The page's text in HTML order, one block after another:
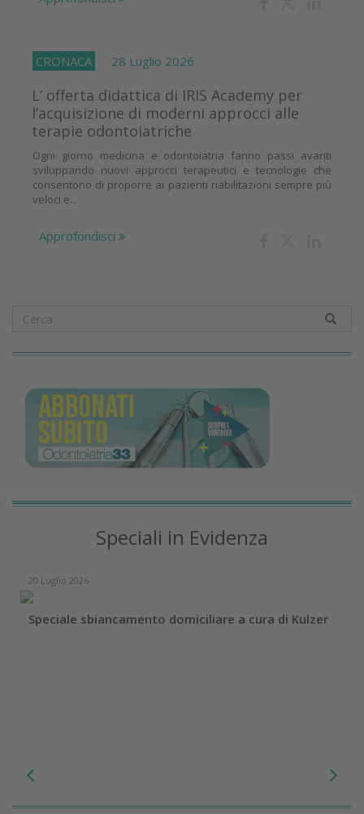
CRONACA 28 Luglio 2026
L’ offerta didattica di IRIS Academy per
l’acquisizione di moderni approcci alle
terapie odontoiatriche
Ogni giorno medicina e odontoiatria fanno passi avanti
sviluppando nuovi approcci terapeutici e tecnologie che
consentono di proporre ai pazienti riabilitazioni sempre più
veloci e...
Approfondisci
Speciali in Evidenza
20 Luglio 2026
Speciale sbiancamento domiciliare a cura di Kulzer